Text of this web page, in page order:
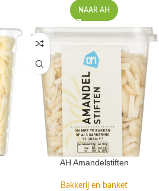
NAAR AH
AH Amandelstiften
Bakkerij en banket